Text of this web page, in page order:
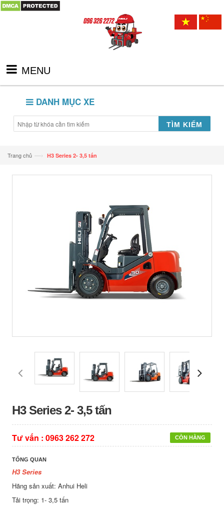
MENU
DANH MỤC XE
TÌM KIẾM
Trang chủ —› H3 Series 2- 3,5 tấn
H3 Series 2- 3,5 tấn
CÒN HÀNG
Tư vấn : 0963 262 272
TỔNG QUAN
H3 Series
Hãng sản xuất: Anhui Heli
Tải trọng: 1- 3,5 tấn